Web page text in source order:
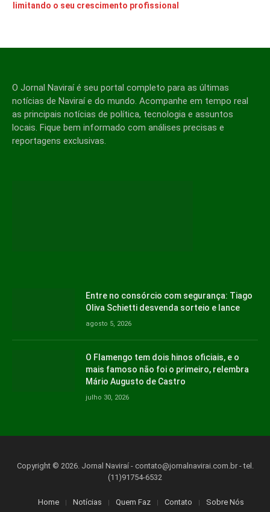
limitando o seu crescimento profissional
O Jornal Naviraí é seu portal completo para as últimas
notícias de Naviraí e do mundo. Acompanhe em tempo real
as principais notícias de política, tecnologia e assuntos
locais. Fique bem informado com análises precisas e
reportagens exclusivas.
Entre no consórcio com segurança: Tiago
Oliva Schietti desvenda sorteio e lance
agosto 5, 2026
O Flamengo tem dois hinos oficiais, e o
mais famoso não foi o primeiro, relembra
Mário Augusto de Castro
julho 30, 2026
Copyright © 2026. Jornal Naviraí - contato@jornalnavirai.com.br- tel.
(11)91754-6532
Home Notícias Quem Faz Contato Sobre Nós